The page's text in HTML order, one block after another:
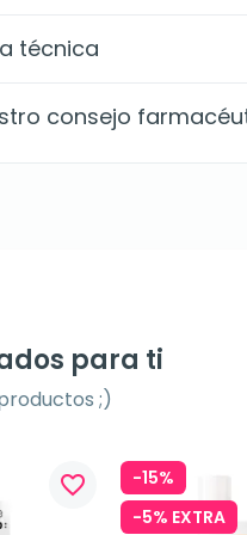
técnica
consejo
para ti
;)
favorite_border
-15%
-5% EXTRA